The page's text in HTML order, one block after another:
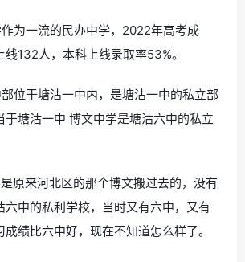
为一流的民办中学，2022年高考成
132人，本科上线录取率53%。
位于塘沽一中内，是塘沽一中的私立部
于塘沽一中 博文中学是塘沽六中的私立
原来河北区的那个博文搬过去的，没有
六中的私利学校，当时又有六中，又有
绩比六中好，现在不知道怎么样了。